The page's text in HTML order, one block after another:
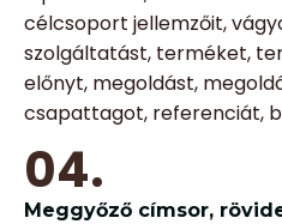
célcsoport jellemzőit,
szolgáltatást, terméket,
előnyt, megoldást,
csapattagot, referenciát,
04.
Meggyőző címsor,